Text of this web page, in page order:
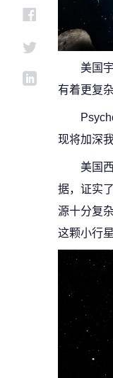
美国
有着更复
现将加深
美国
据，证实
源十分复
这颗小行